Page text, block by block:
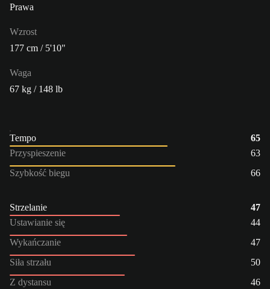
Prawa
Wzrost
177 cm / 5'10"
Waga
67 kg / 148 lb
Tempo
65
Przyspieszenie
63
Szybkość biegu
66
Strzelanie
47
Ustawianie się
44
Wykańczanie
47
Siła strzału
50
Z dystansu
46